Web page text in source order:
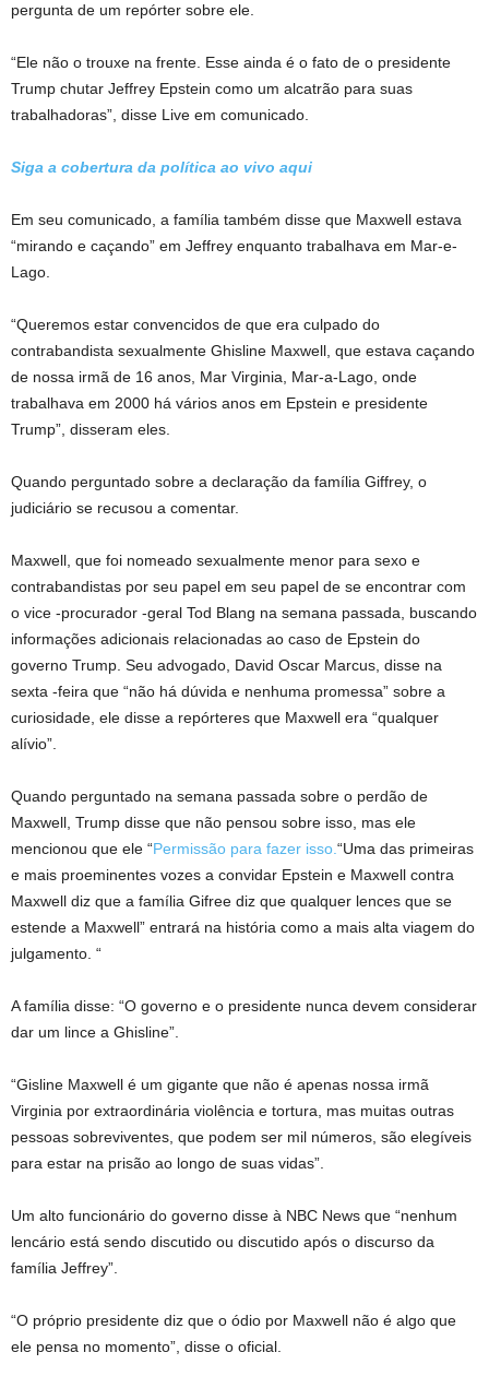
pergunta de um repórter sobre ele.
“Ele não o trouxe na frente. Esse ainda é o fato de o presidente
Trump chutar Jeffrey Epstein como um alcatrão para suas
trabalhadoras”, disse Live em comunicado.
Siga a cobertura da política ao vivo aqui
Em seu comunicado, a família também disse que Maxwell estava
“mirando e caçando” em Jeffrey enquanto trabalhava em Mar-e-
Lago.
“Queremos estar convencidos de que era culpado do
contrabandista sexualmente Ghisline Maxwell, que estava caçando
de nossa irmã de 16 anos, Mar Virginia, Mar-a-Lago, onde
trabalhava em 2000 há vários anos em Epstein e presidente
Trump”, disseram eles.
Quando perguntado sobre a declaração da família Giffrey, o
judiciário se recusou a comentar.
Maxwell, que foi nomeado sexualmente menor para sexo e
contrabandistas por seu papel em seu papel de se encontrar com
o vice -procurador -geral Tod Blang na semana passada, buscando
informações adicionais relacionadas ao caso de Epstein do
governo Trump. Seu advogado, David Oscar Marcus, disse na
sexta -feira que “não há dúvida e nenhuma promessa” sobre a
curiosidade, ele disse a repórteres que Maxwell era “qualquer
alívio”.
Quando perguntado na semana passada sobre o perdão de
Maxwell, Trump disse que não pensou sobre isso, mas ele
mencionou que ele “Permissão para fazer isso. “Uma das primeiras
e mais proeminentes vozes a convidar Epstein e Maxwell contra
Maxwell diz que a família Gifree diz que qualquer lences que se
estende a Maxwell” entrará na história como a mais alta viagem do
julgamento. “
A família disse: “O governo e o presidente nunca devem considerar
dar um lince a Ghisline”.
“Gisline Maxwell é um gigante que não é apenas nossa irmã
Virginia por extraordinária violência e tortura, mas muitas outras
pessoas sobreviventes, que podem ser mil números, são elegíveis
para estar na prisão ao longo de suas vidas”.
Um alto funcionário do governo disse à NBC News que “nenhum
lencário está sendo discutido ou discutido após o discurso da
família Jeffrey”.
“O próprio presidente diz que o ódio por Maxwell não é algo que
ele pensa no momento”, disse o oficial.